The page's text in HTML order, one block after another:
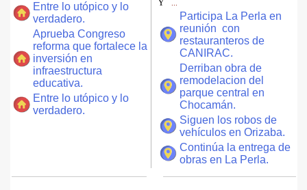
Entre lo utópico y lo
verdadero.
Aprueba Congreso
reforma que fortalece la
inversión en
infraestructura
educativa.
Entre lo utópico y lo
verdadero.
Y
Participa La Perla en
reunión con
restauranteros de
CANIRAC.
Derriban obra de
remodelacion del
parque central en
Chocamán.
Siguen los robos de
vehículos en Orizaba.
Continúa la entrega de
obras en La Perla.